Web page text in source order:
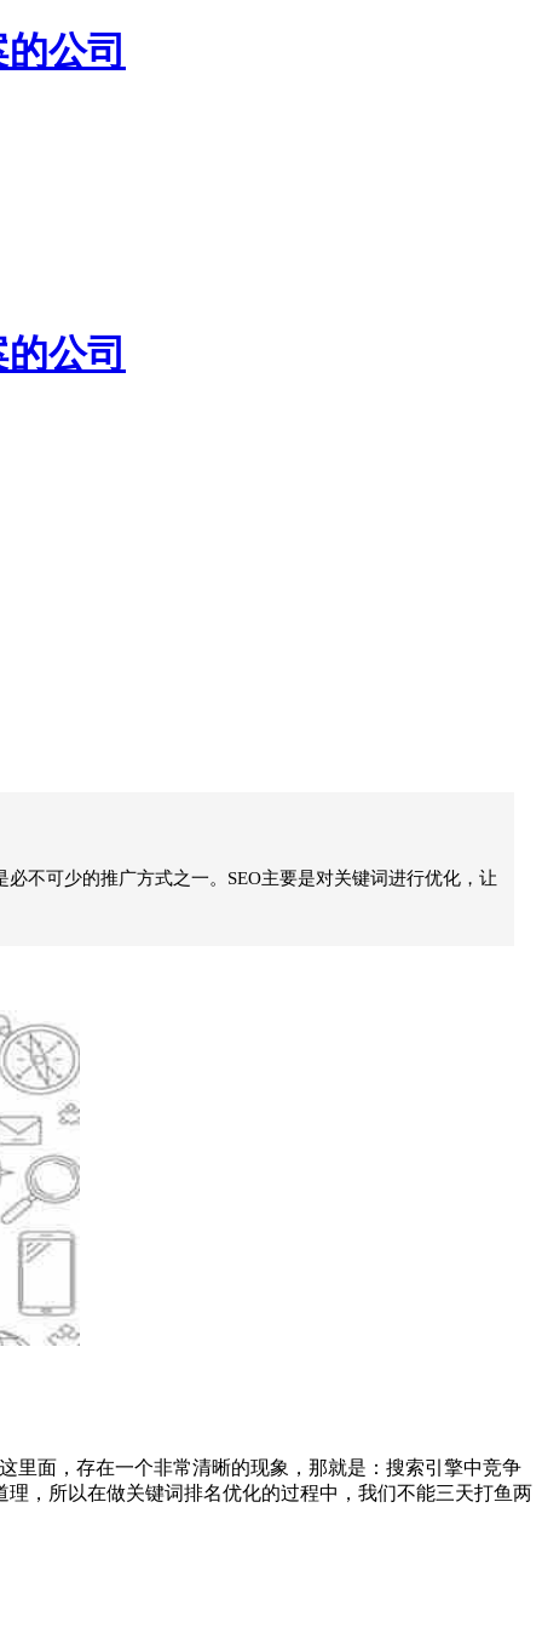
不可少的推广方式之一。SEO主要是对关键词进行优化，让
面，存在一个非常清晰的现象，那就是：搜索引擎中竞争
，所以在做关键词排名优化的过程中，我们不能三天打鱼两